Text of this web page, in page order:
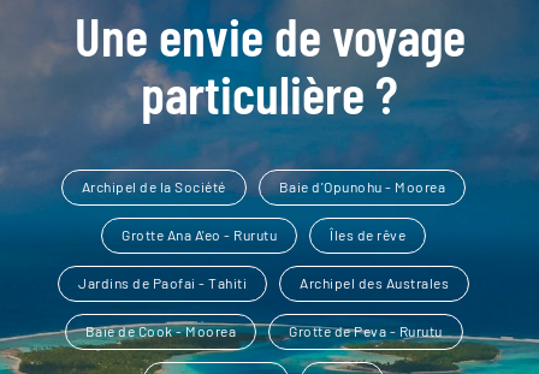
Une envie de voyage
particulière ?
Archipel de la Société Baie d'Opunohu - Moorea
Grotte Ana A'eo - Rurutu Îles de rêve
Jardins de Paofai - Tahiti Archipel des Australes
Baie de Cook - Moorea Grotte de Peva - Rurutu